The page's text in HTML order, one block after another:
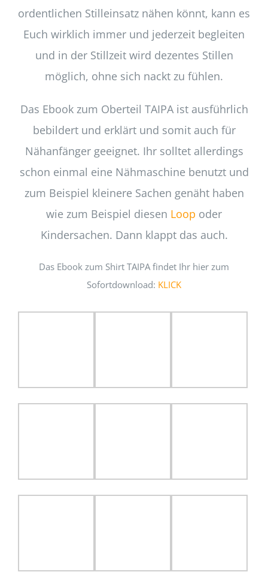
ordentlichen Stilleinsatz nähen könnt, kann es
Euch wirklich immer und jederzeit begleiten
und in der Stillzeit wird dezentes Stillen
möglich, ohne sich nackt zu fühlen.
Das Ebook zum Oberteil TAIPA ist ausführlich
bebildert und erklärt und somit auch für
Nähanfänger geeignet. Ihr solltet allerdings
schon einmal eine Nähmaschine benutzt und
zum Beispiel kleinere Sachen genäht haben
wie zum Beispiel diesen Loop oder
Kindersachen. Dann klappt das auch.
Das Ebook zum Shirt TAIPA findet Ihr hier zum
Sofortdownload: KLICK